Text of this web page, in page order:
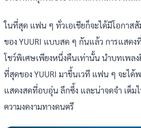
ในที่สุด แฟน ๆ ทั่วเอเชียก็จะได้มีโอกาสสั
ของ YUURI แบบสด ๆ กันแล้ว การแสดง
โชว์พิเศษเพียงหนึ่งคืนเท่านั้น นำบทเพล
ที่สุดของ YUURI มาขึ้นเวที แฟน ๆ จะไ
แสดงสดที่อบอุ่น ลึกซึ้ง และน่าจดจำ เต็ม
ความงดงามทางดนตรี